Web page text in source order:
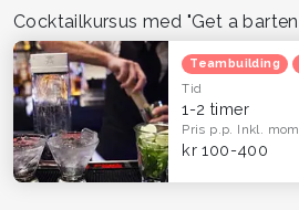
Cocktailkursus med "Get a
Teambuilding
Tid
1-2 timer
Pris p.p. Inkl.
kr 100-400